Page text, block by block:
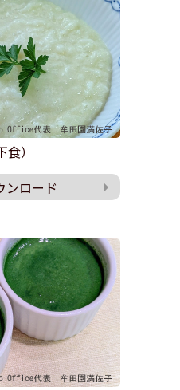
）
ンロード